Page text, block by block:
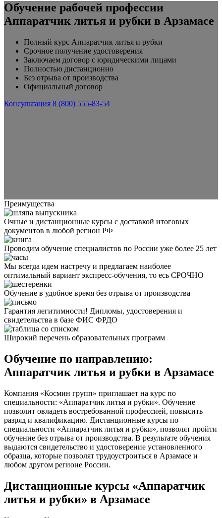
Обучение рабочей профессии
Аппаратчик литья и рубки в Арзамасе
Полный курс Аппаратчик литья и рубки
Срочное получение удостоверения
Заключаем договор с юридическими лицами
Полностью дистанционно
Без отрыва от производства
Официальный договор
Консультация 8 (800) 555-83-54
Преимущества
Очные и дистанционные курсы с доставкой итоговых
документов в любой регион РФ
Проводим обучение специалистов по России уже более 25 лет
Мы всегда идем настречу и предлагаем наиболее
оптимальный вариант экспресс-обучения, то есь СРОЧНО
Обучение в удобное время без отрыва от производства
Гарантия легитимности! Дипломы, удостоверения и
свидетельства в базе ФИС ФРДО
Широкий перечень образовательных программ
Обучение по направлению:
Аппаратчик литья и рубки в Арзамасе
Компания «Космин групп» приглашает на курс по
специальности: «Аппаратчик литья и рубки». Обучение
позволит овладеть востребованной профессией, повысить
разряд и квалификацию. Дистанционные курсы по
специальности «Аппаратчик литья и рубки», позволят пройти
обучение без отрыва от производства. В результате обучения
выдаются свидетельство и удостоверение установленного
образца, которые позволят трудоустроиться в Арзамасе и
любом другом регионе России.
Дистанционные курсы «Аппаратчик
литья и рубки» в Арзамасе